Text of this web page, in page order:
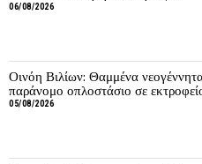
06/08/2026
Οινόη Βιλίων: Θαμμένα
παράνομο οπλοστάσιο σε
05/08/2026